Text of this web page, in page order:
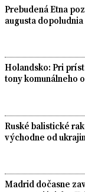
Prebudená Etna
augusta
Holandsko: Pri
tony komunálneho
Ruské balistické
východne od
Madrid dočasne